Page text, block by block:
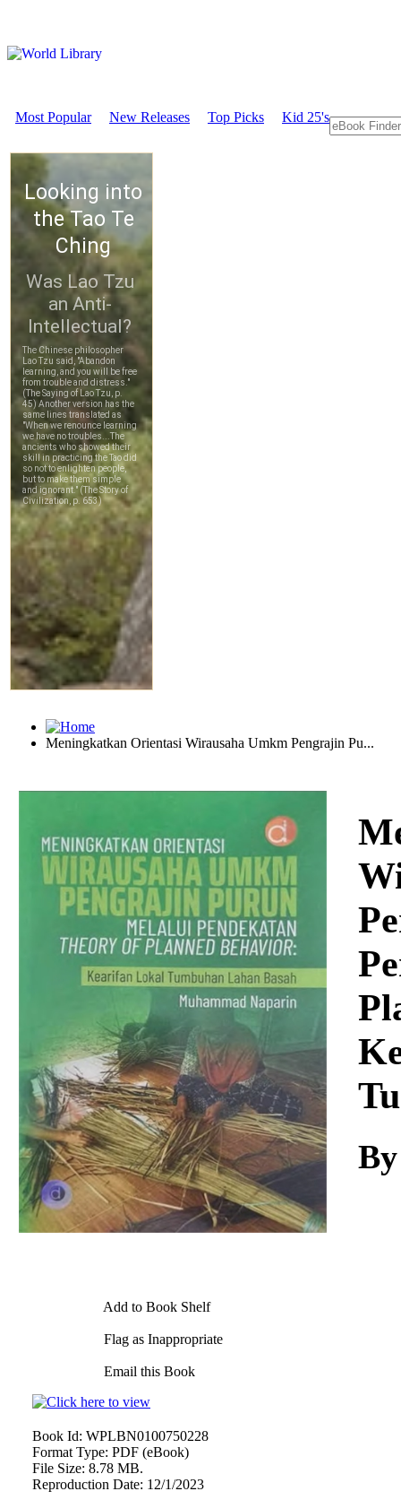
Most Popular New Releases Top Picks Kid 25's
Meningkatkan Orientasi Wirausaha Umkm Pengrajin Pu...
Add to Book Shelf
Flag as Inappropriate
Email this Book
Book Id: WPLBN0100750228
Format Type: PDF (eBook)
File Size: 8.78 MB.
Reproduction Date: 12/1/2023